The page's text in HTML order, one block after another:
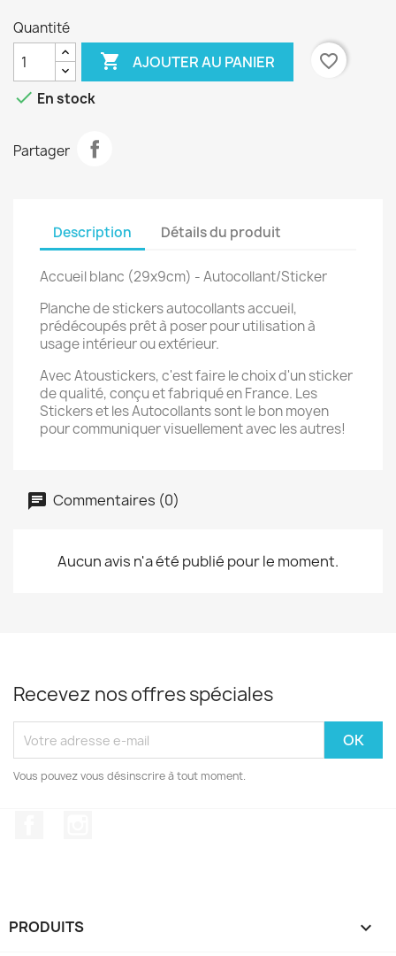
Quantité
 AJOUTER AU PANIER
favorite_border
 En stock
Partager
Description Détails du produit
Accueil blanc (29x9cm) - Autocollant/Sticker
Planche de stickers autocollants accueil,
prédécoupés prêt à poser pour utilisation à
usage intérieur ou extérieur.
Avec Atoustickers, c'est faire le choix d'un sticker
de qualité, conçu et fabriqué en France. Les
Stickers et les Autocollants sont le bon moyen
pour communiquer visuellement avec les autres!
Commentaires (0)
Aucun avis n'a été publié pour le moment.
Recevez nos offres spéciales
Vous pouvez vous désinscrire à tout moment.
PRODUITS 